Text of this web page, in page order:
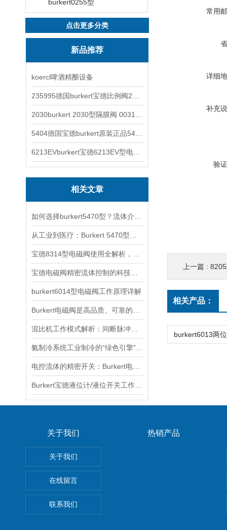
burkert0255型
点击更多分类
新品推荐
koercl啤酒精酿设备
相关文章
burkert6014型电磁阀工作原理详解
常用
详细
补充
验
上一篇 :
相关产品：
关于我们
关于我们
在线留言
联系我们
热销产品